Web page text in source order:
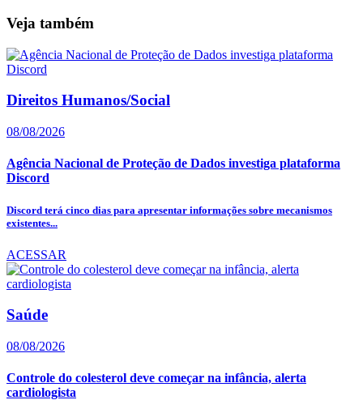
Veja também
Direitos Humanos/Social
08/08/2026
Agência Nacional de Proteção de Dados investiga plataforma
Discord
Discord terá cinco dias para apresentar informações sobre mecanismos
existentes...
ACESSAR
Saúde
08/08/2026
Controle do colesterol deve começar na infância, alerta
cardiologista